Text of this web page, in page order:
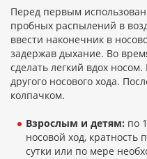
Перед первым
пробных распылений в
ввести наконечник в
задержав дыхание. Во
сделать легкий вдох
другого носового хода.
колпачком.
Взрослым и детям: по
носовой ход,
сутки или по мере